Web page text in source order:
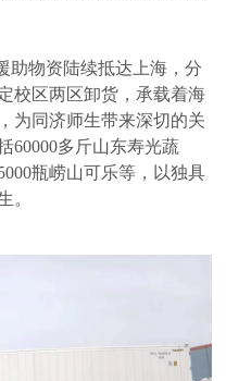
助物资陆续抵达上海，分
校区两区卸货，承载着海
为同济师生带来深切的关
60000多斤山东寿光蔬
瓶崂山可乐等，以独具
。